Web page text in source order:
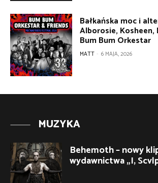
Bałkańska moc i
Alborosie, Kosheen,
Bum Bum Orkestar
MATT - 6 MAJA, 2026
MUZYKA
Behemoth – nowy
wydawnictwa „I,